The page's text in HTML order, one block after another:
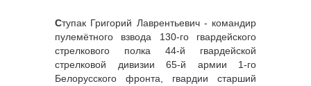
Ступак Григорий Лаврентьевич - командир
пулемётного взвода 130-го гвардейского
стрелкового полка 44-й гвардейской
стрелковой дивизии 65-й армии 1-го
Белорусского фронта, гвардии старший